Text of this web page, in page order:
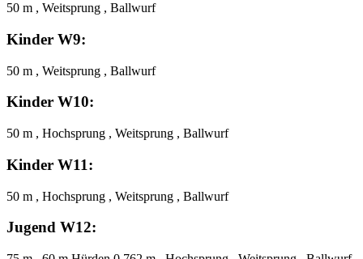
50 m , Weitsprung , Ballwurf
Kinder W9:
50 m , Weitsprung , Ballwurf
Kinder W10:
50 m , Hochsprung , Weitsprung , Ballwurf
Kinder W11:
50 m , Hochsprung , Weitsprung , Ballwurf
Jugend W12: